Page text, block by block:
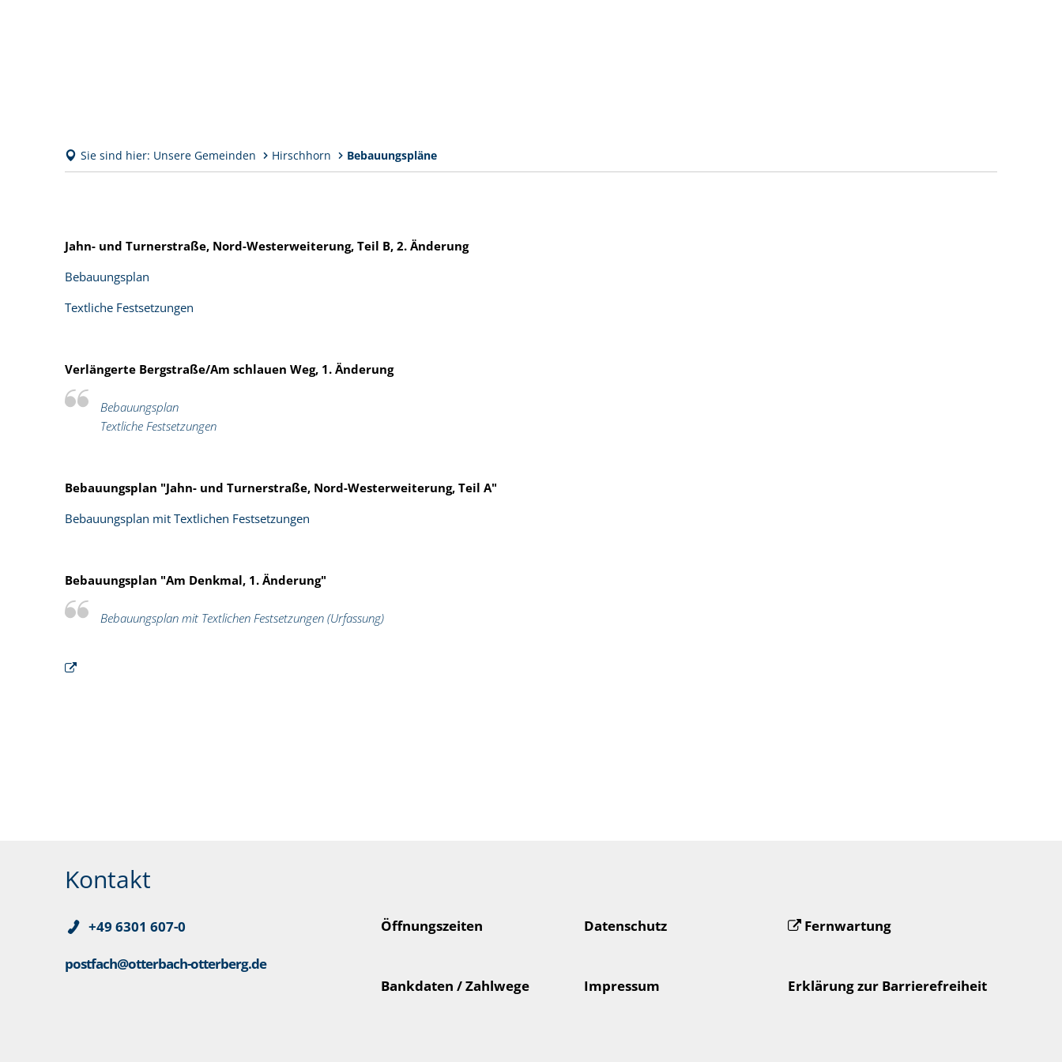
Sie sind hier: Unsere Gemeinden Hirschhorn Bebauungspläne
Jahn- und Turnerstraße, Nord-Westerweiterung, Teil B, 2. Änderung
Bebauungsplan
Textliche Festsetzungen
Verlängerte Bergstraße/Am schlauen Weg, 1. Änderung
Bebauungsplan
Textliche Festsetzungen
Bebauungsplan "Jahn- und Turnerstraße, Nord-Westerweiterung, Teil A"
Bebauungsplan mit Textlichen Festsetzungen
Bebauungsplan "Am Denkmal, 1. Änderung"
Bebauungsplan mit Textlichen Festsetzungen (Urfassung)
Kontakt
+49 6301 607-0
postfach@otterbach-otterberg.de
Öffnungszeiten Datenschutz Fernwartung
Bankdaten / Zahlwege Impressum Erklärung zur Barrierefreiheit